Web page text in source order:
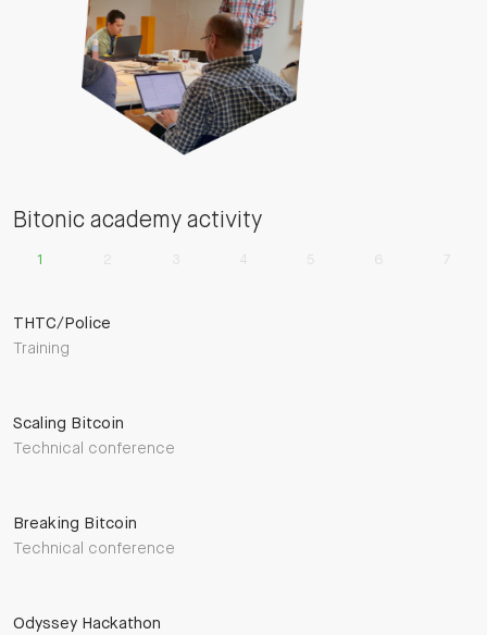
Bitonic academy activity
1 2 3 4 5 6 7
THTC/Police
Training
Scaling Bitcoin
Technical conference
Breaking Bitcoin
Technical conference
Odyssey Hackathon